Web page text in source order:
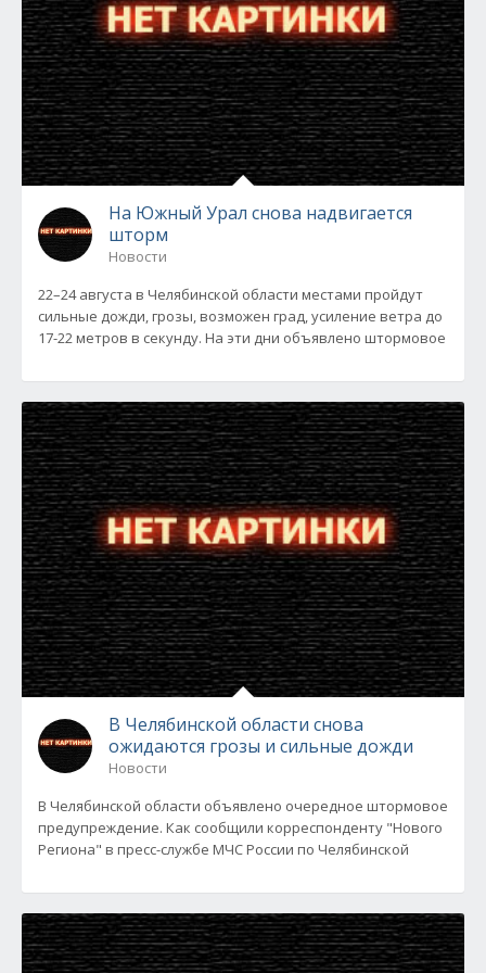
На Южный Урал снова надвигается
шторм
Новости
22–24 августа в Челябинской области местами пройдут
сильные дожди, грозы, возможен град, усиление ветра до
17-22 метров в секунду. На эти дни объявлено штормовое
В Челябинской области снова
ожидаются грозы и сильные дожди
Новости
В Челябинской области объявлено очередное штормовое
предупреждение. Как сообщили корреспонденту "Нового
Региона" в пресс-службе МЧС России по Челябинской